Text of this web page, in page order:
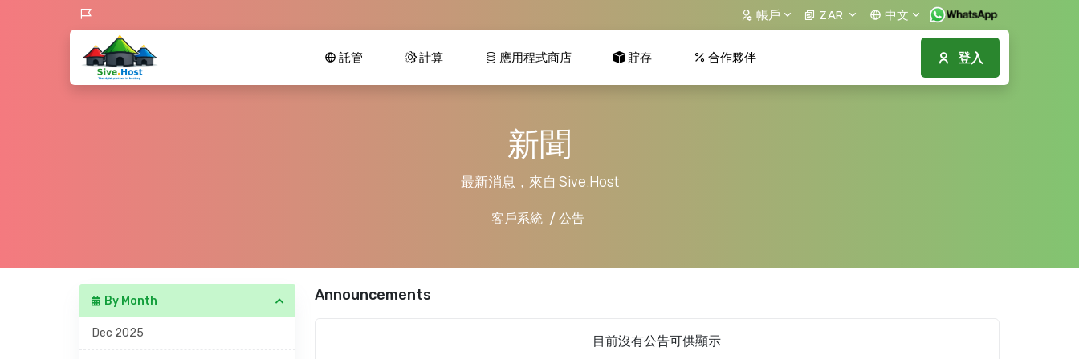
帳戶 ZAR 中文
登入
託管 計算 應用程式商店 貯存 合作夥伴
新聞
最新消息，來自 Sive.Host
客戶系統 公告
By Month
Dec 2025
Announcements
目前沒有公告可供顯示